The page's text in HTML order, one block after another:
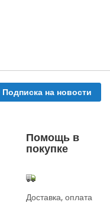
Подписка на новости
Помощь в
покупке
Доставка, оплата